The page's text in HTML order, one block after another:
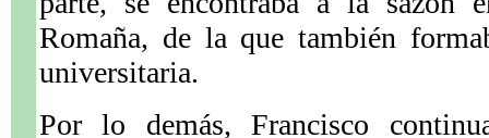
Romaña, de la que también
universitaria.
Por lo demás, Francisco